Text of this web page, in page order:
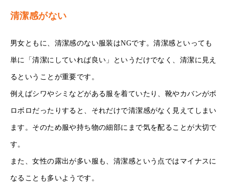
清潔感がない
男女ともに、清潔感のない服装はNGです。清潔感といっても
単に「清潔にしていれば良い」というだけでなく、清潔に見え
るということが重要です。
例えばシワやシミなどがある服を着ていたり、靴やカバンがボ
ロボロだったりすると、それだけで清潔感がなく見えてしまい
ます。そのため服や持ち物の細部にまで気を配ることが大切で
す。
また、女性の露出が多い服も、清潔感という点ではマイナスに
なることも多いようです。